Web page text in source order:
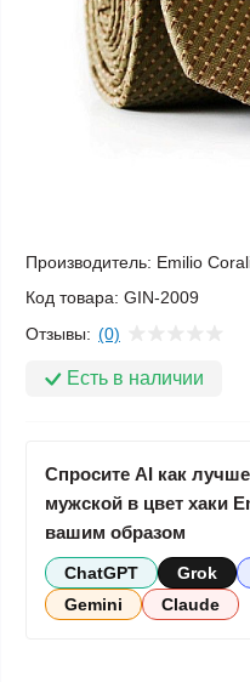
Производитель: Emilio
Код товара: GIN-2009
Отзывы: (0)
Есть в наличии
Спросите AI как
мужской в цвет хаки
вашим образом
ChatGPT Grok
Gemini
Claude